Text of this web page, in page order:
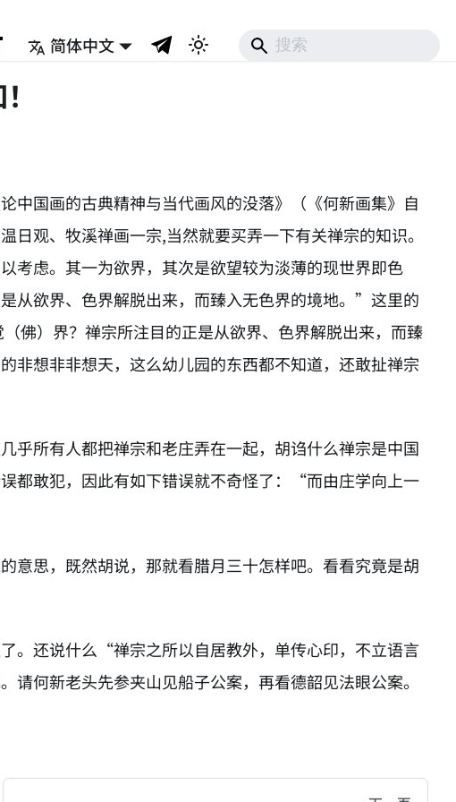
简体中文
中国画的古典精神与当代画风的没落》（《何新画集》自
观、牧溪禅画一宗,当然就要买弄一下有关禅宗的知识。
考虑。其一为欲界，其次是欲望较为淡薄的现世界即色
从欲界、色界解脱出来，而臻入无色界的境地。”这里的
佛）界？禅宗所注目的正是从欲界、色界解脱出来，而臻
非想非非想天，这么幼儿园的东西都不知道，还敢扯禅宗
乎所有人都把禅宗和老庄弄在一起，胡诌什么禅宗是中国
都敢犯，因此有如下错误就不奇怪了：“而由庄学向上一
意思，既然胡说，那就看腊月三十怎样吧。看看究竟是胡
。还说什么“禅宗之所以自居教外，单传心印，不立语言
何新老头先参夹山见船子公案，再看德韶见法眼公案。
archive of all original writings by the Chinese blogger